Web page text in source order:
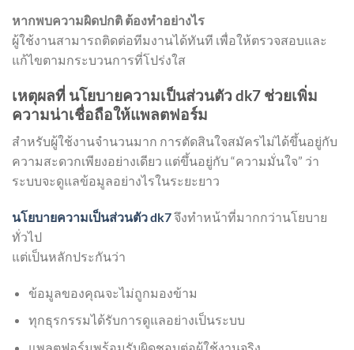
หากพบความผิดปกติ ต้องทำอย่างไร
ผู้ใช้งานสามารถติดต่อทีมงานได้ทันที เพื่อให้ตรวจสอบและ
แก้ไขตามกระบวนการที่โปร่งใส
เหตุผลที่ นโยบายความเป็นส่วนตัว dk7 ช่วยเพิ่ม
ความน่าเชื่อถือให้แพลตฟอร์ม
สำหรับผู้ใช้งานจำนวนมาก การตัดสินใจสมัครไม่ได้ขึ้นอยู่กับ
ความสะดวกเพียงอย่างเดียว แต่ขึ้นอยู่กับ “ความมั่นใจ” ว่า
ระบบจะดูแลข้อมูลอย่างไรในระยะยาว
นโยบายความเป็นส่วนตัว dk7จึงทำหน้าที่มากกว่านโยบาย
ทั่วไป
แต่เป็นหลักประกันว่า
ข้อมูลของคุณจะไม่ถูกมองข้าม
ทุกธุรกรรมได้รับการดูแลอย่างเป็นระบบ